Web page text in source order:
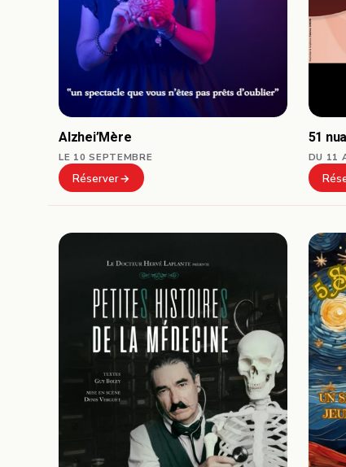
Alzhei’Mère
LE 10 SEPTEMBRE
Réserver
51
DU 11